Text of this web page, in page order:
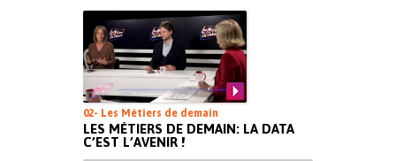
02- Les Métiers de demain
LES MÉTIERS DE DEMAIN: LA DATA
C’EST L’AVENIR !